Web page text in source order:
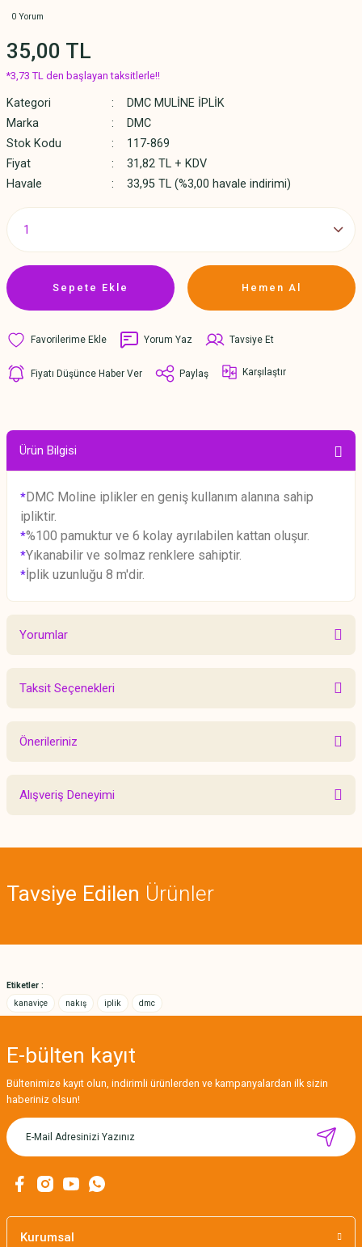
0 Yorum
35,00 TL
*3,73 TL den başlayan taksitlerle!!
Kategori
DMC MULİNE İPLİK
Marka
DMC
Stok Kodu
117-869
Fiyat
31,82 TL + KDV
Havale
33,95 TL (%3,00 havale indirimi)
Sepete Ekle Hemen Al
Yorum Yaz Tavsiye Et
Fiyatı Düşünce Haber Ver Paylaş Karşılaştır
Ürün Bilgisi
*DMC Moline iplikler en geniş kullanım alanına sahip
ipliktir.
*%100 pamuktur ve 6 kolay ayrılabilen kattan oluşur.
*Yıkanabilir ve solmaz renklere sahiptir.
*İplik uzunluğu 8 m'dir.
Yorumlar
Taksit Seçenekleri
Önerileriniz
Bu ürünün fiyat bilgisi, resim, ürün açıklamalarında ve diğer konularda
yetersiz gördüğünüz noktaları öneri formunu kullanarak tarafımıza
Ürün açıklamasında eksik bilgiler bulunuyor.
Alışveriş Deneyimi
Tavsiye Edilen Ürünler
MIKNATISLI İĞNE TUTUCU-BAHAR
Etiketler :
kanaviçe
nakış iplik dmc
E-bülten kayıt
Bültenimize kayıt olun, indirimli ürünlerden ve kampanyalardan ilk sizin
haberiniz olsun!
Kurumsal